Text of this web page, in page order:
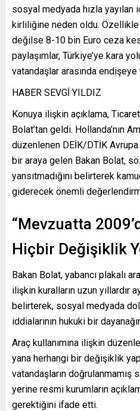
sosyal medyada hızla
kirliliğine neden oldu.
değilse 8-10 bin Euro ceza
paylaşımlar, Türkiye’ye kara
vatandaşlar arasında endişeye
HABER SEVGİ YILDIZ
Konuya ilişkin açıklama,
Bolat’tan geldi. Hollanda’nın
düzenlenen DEİK/DTİK
bir araya gelen Bakan Bolat,
yansıtmadığını belirterek
giderecek önemli
“Mevzuatta
Hiçbir Değişiklik
Bakan Bolat, yabancı plakalı
ilişkin kuralların uzun yıllardır
belirterek, sosyal medyada
iddialarının hukuki bir
Araç kullanımına ilişkin
yana herhangi bir değişiklik
vatandaşların doğrulanmamış
yerine resmi kurumların
gerektiğini ifade etti.